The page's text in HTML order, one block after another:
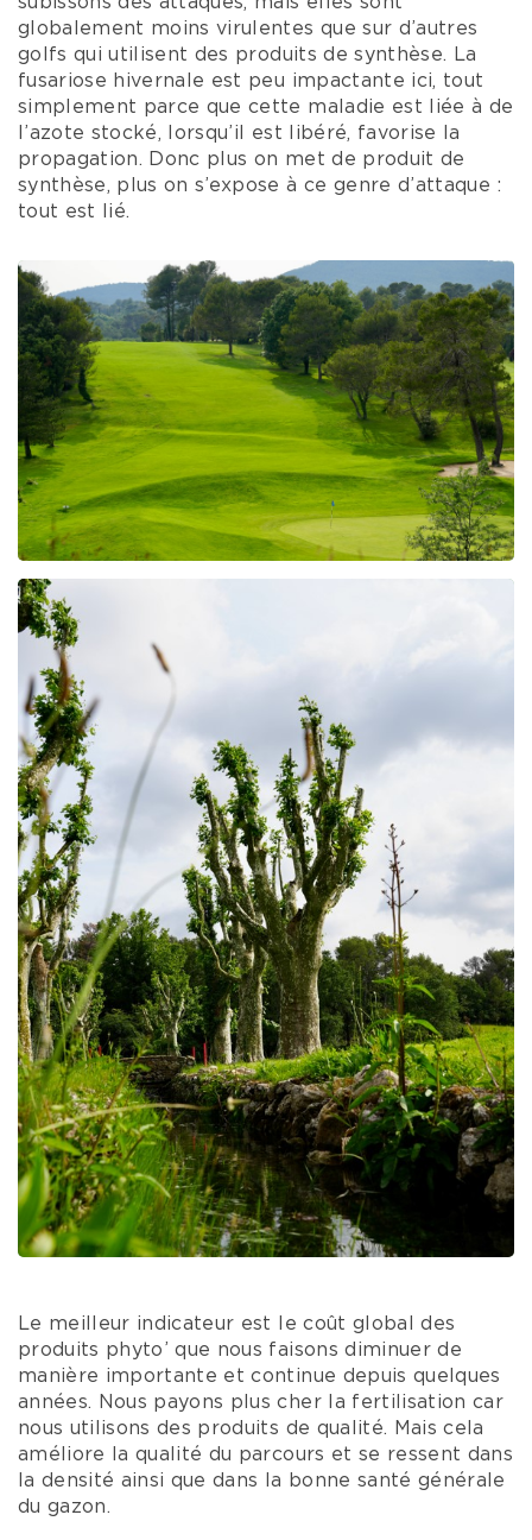
globalement moins virulentes que sur d’autres
golfs qui utilisent des produits de synthèse. La
fusariose hivernale est peu impactante ici, tout
simplement parce que cette maladie est liée à de
l’azote stocké, lorsqu’il est libéré, favorise la
propagation. Donc plus on met de produit de
synthèse, plus on s’expose à ce genre d’attaque :
tout est lié.
Le meilleur indicateur est le coût global des
produits phyto’ que nous faisons diminuer de
manière importante et continue depuis quelques
années. Nous payons plus cher la fertilisation car
nous utilisons des produits de qualité. Mais cela
améliore la qualité du parcours et se ressent dans
la densité ainsi que dans la bonne santé générale
du gazon.